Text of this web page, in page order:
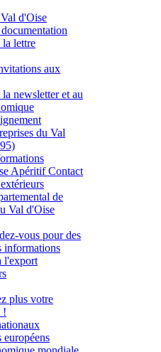
d'Oise
la lettre
aux
newsletter et au
du Val
Apéritif Contact
de
Val d'Oise
vous pour des
informations
l'export
plus votre
!
européens